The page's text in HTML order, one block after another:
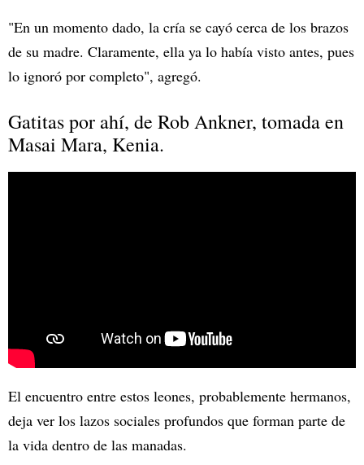
"En un momento dado, la cría se cayó cerca de los brazos
de su madre. Claramente, ella ya lo había visto antes, pues
lo ignoró por completo", agregó.
Gatitas por ahí, de Rob Ankner, tomada en
Masai Mara, Kenia.
El encuentro entre estos leones, probablemente hermanos,
deja ver los lazos sociales profundos que forman parte de
la vida dentro de las manadas.